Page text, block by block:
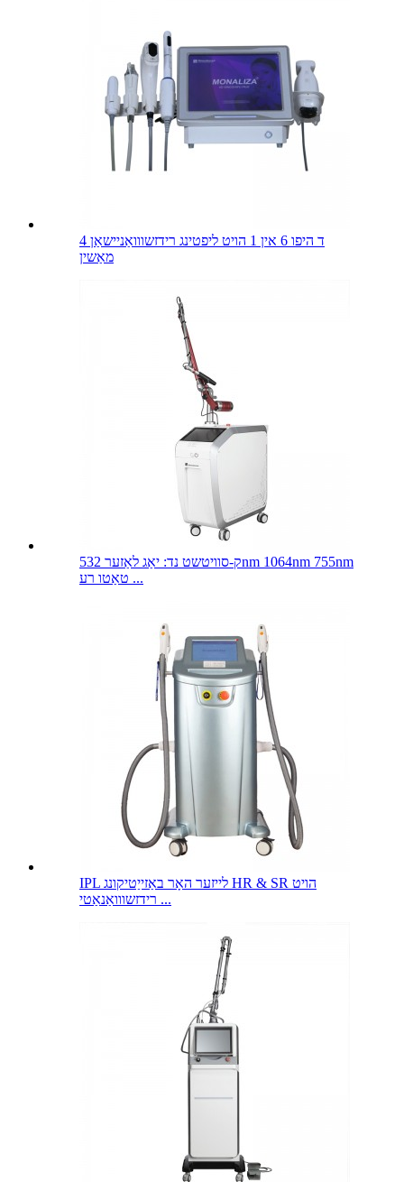
4 ד היפו 6 אין 1 הויט ליפטינג רידזשווואַניישאַן
מאַשין
ק-סוויטשט נד: יאַג לאַזער 532nm 1064nm 755nm
טאַטו רע ...
IPL לייזער האָר באַזייַטיקונג HR & SR הויט
רידזשווואַנאַטי ...